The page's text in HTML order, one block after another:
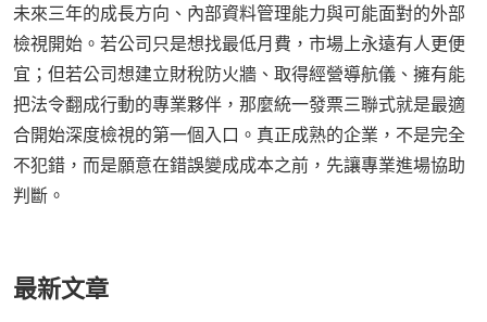
未來三年的成長方向、內部資料管理能力與可能面對的外部
檢視開始。若公司只是想找最低月費，市場上永遠有人更便
宜；但若公司想建立財稅防火牆、取得經營導航儀、擁有能
把法令翻成行動的專業夥伴，那麼統一發票三聯式就是最適
合開始深度檢視的第一個入口。真正成熟的企業，不是完全
不犯錯，而是願意在錯誤變成成本之前，先讓專業進場協助
判斷。
最新文章